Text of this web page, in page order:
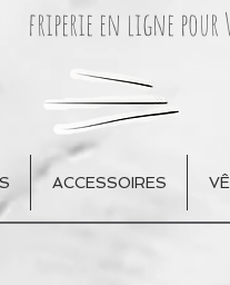
friperie en ligne pour
ACCESSOIRES